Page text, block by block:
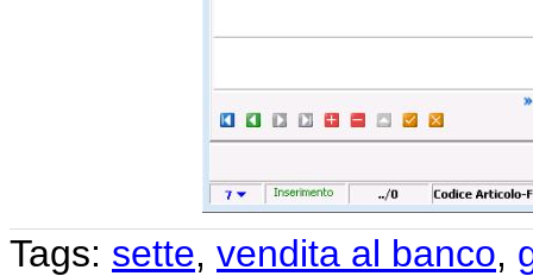
Tags: sette, vendita al banco,